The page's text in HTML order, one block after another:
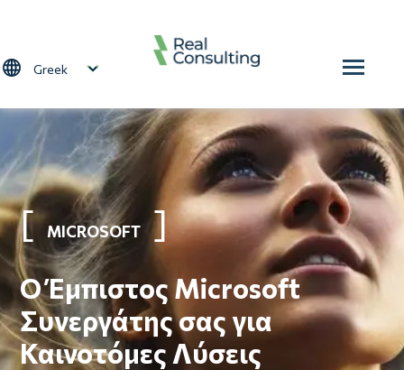
Select your language
MICROSOFT
Ο Έμπιστος Microsoft
Συνεργάτης σας για
Καινοτόμες Λύσεις